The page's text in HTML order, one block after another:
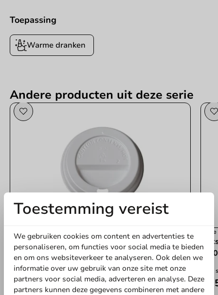
Toepassing
Warme dranken
Andere producten uit deze serie
Koffie Benodigdheden
Deksel wit (PS) voor koffiebeker ⌀80mm/8oz -
1.000 st.
1000 stuks
€ 23,60
-
1000
€
Toestemming vereist
We gebruiken cookies om content en advertenties te
personaliseren, om functies voor social media te bieden
en om ons websiteverkeer te analyseren. Ook delen we
informatie over uw gebruik van onze site met onze
partners voor social media, adverteren en analyse. Deze
partners kunnen deze gegevens combineren met andere